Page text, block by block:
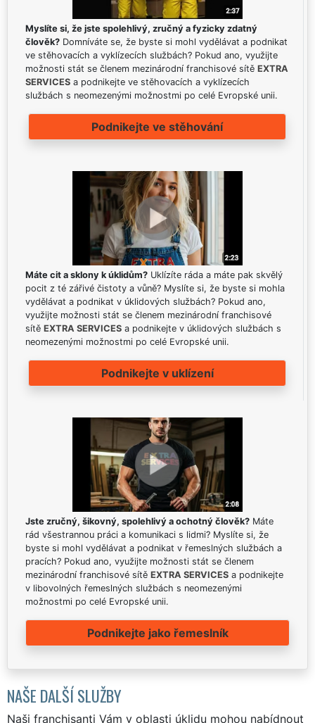
Myslíte si, že jste spolehlivý, zručný a fyzicky zdatný
člověk? Domníváte se, že byste si mohl vydělávat a podnikat
ve stěhovacích a vyklízecích službách? Pokud ano, využijte
možnosti stát se členem mezinárodní franchisové sítě EXTRA
SERVICES a podnikejte ve stěhovacích a vyklízecích
službách s neomezenými možnostmi po celé Evropské unii.
Podnikejte ve stěhování
Máte cit a sklony k úklidům? Uklízíte ráda a máte pak skvělý
pocit z té zářivé čistoty a vůně? Myslíte si, že byste si mohla
vydělávat a podnikat v úklidových službách? Pokud ano,
využijte možnosti stát se členem mezinárodní franchisové
sítě EXTRA SERVICES a podnikejte v úklidových službách s
neomezenými možnostmi po celé Evropské unii.
Podnikejte v uklízení
Jste zručný, šikovný, spolehlivý a ochotný člověk? Máte
rád všestrannou práci a komunikaci s lidmi? Myslíte si, že
byste si mohl vydělávat a podnikat v řemeslných službách a
pracích? Pokud ano, využijte možnosti stát se členem
mezinárodní franchisové sítě EXTRA SERVICES a podnikejte
v libovolných řemeslných službách s neomezenými
možnostmi po celé Evropské unii.
Podnikejte jako řemeslník
NAŠE DALŠÍ SLUŽBY
Naši franchisanti Vám v oblasti úklidu mohou nabídnout